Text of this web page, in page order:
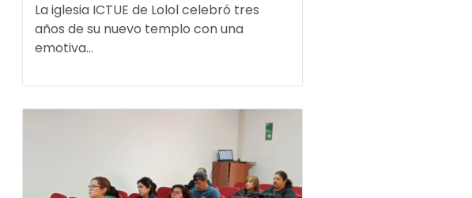
La iglesia ICTUE de Lolol celebró tres
años de su nuevo templo con una
emotiva...